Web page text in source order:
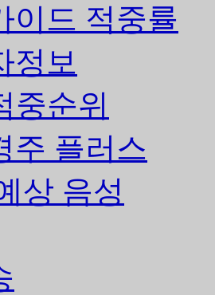
이드 적중률
정보
중순위
주 플러스
상 음성